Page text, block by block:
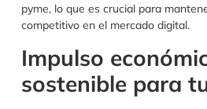
pyme, lo que es crucial para
competitivo en el mercado digital.
Impulso
sostenible para